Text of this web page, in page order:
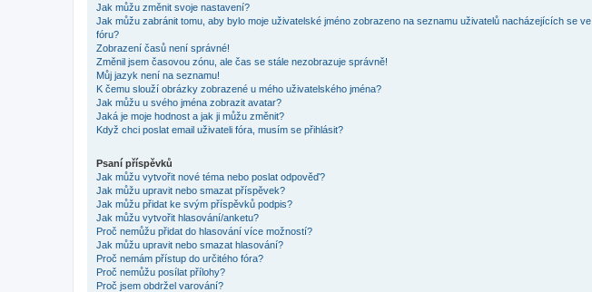
Jak můžu změnit svoje nastavení?
Jak můžu zabránit tomu, aby bylo moje uživatelské jméno zobrazeno na seznamu uživatelů nacházejících se ve
fóru?
Zobrazení časů není správné!
Změnil jsem časovou zónu, ale čas se stále nezobrazuje správně!
Můj jazyk není na seznamu!
K čemu slouží obrázky zobrazené u mého uživatelského jména?
Jak můžu u svého jména zobrazit avatar?
Jaká je moje hodnost a jak ji můžu změnit?
Když chci poslat email uživateli fóra, musím se přihlásit?
Psaní příspěvků
Jak můžu vytvořit nové téma nebo poslat odpověď?
Jak můžu upravit nebo smazat příspěvek?
Jak můžu přidat ke svým příspěvků podpis?
Jak můžu vytvořit hlasování/anketu?
Proč nemůžu přidat do hlasování více možností?
Jak můžu upravit nebo smazat hlasování?
Proč nemám přístup do určitého fóra?
Proč nemůžu posílat přílohy?
Proč jsem obdržel varování?